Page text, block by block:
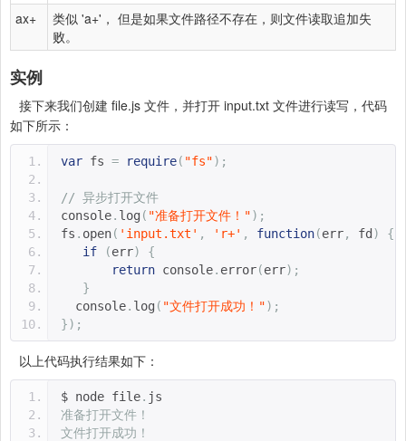
ax+
类似 'a+'， 但是如果文件路径不存在，则文件读取追加失
败。
实例
接下来我们创建 file.js 文件，并打开 input.txt 文件进行读写，代码
如下所示：
var fs = require( "fs");
// 异步打开文件
console. log ( "准备打开文件！");
fs . open( 'input.txt' , 'r+' , function(err, fd )
{
if
(err)
{
return console. error(err);
}
  console
. log ( "文件打开成功！");
});
以上代码执行结果如下：
$ node file. js
准备打开文件！
文件打开成功！